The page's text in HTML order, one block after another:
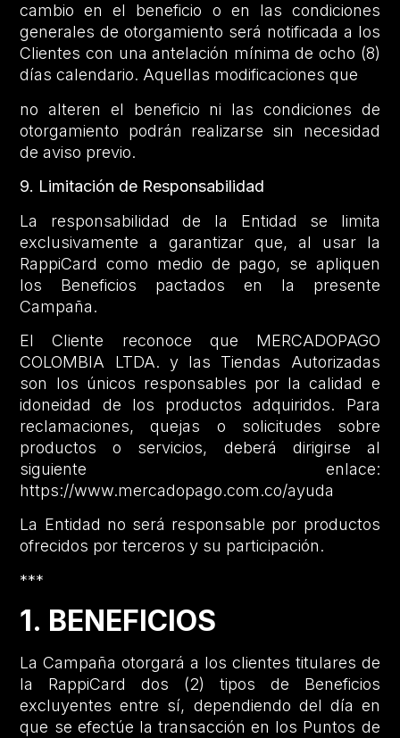
cambio en el beneficio o en las condiciones
generales de otorgamiento será notificada a los
Clientes con una antelación mínima de ocho (8)
días calendario. Aquellas modificaciones que
no alteren el beneficio ni las condiciones de
otorgamiento podrán realizarse sin necesidad
de aviso previo.
9. Limitación de Responsabilidad
La responsabilidad de la Entidad se limita
exclusivamente a garantizar que, al usar la
RappiCard como medio de pago, se apliquen
los Beneficios pactados en la presente
Campaña.
El Cliente reconoce que MERCADOPAGO
COLOMBIA LTDA. y las Tiendas Autorizadas
son los únicos responsables por la calidad e
idoneidad de los productos adquiridos. Para
reclamaciones, quejas o solicitudes sobre
productos o servicios, deberá dirigirse al
siguiente enlace:
https://www.mercadopago.com.co/ayuda
La Entidad no será responsable por productos
ofrecidos por terceros y su participación.
***
1. BENEFICIOS
La Campaña otorgará a los clientes titulares de
la RappiCard dos (2) tipos de Beneficios
excluyentes entre sí, dependiendo del día en
que se efectúe la transacción en los Puntos de